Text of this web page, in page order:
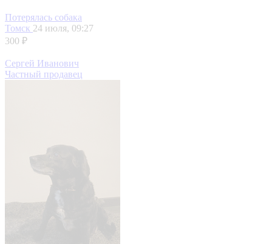
Потерялась собака
Томск 24 июля, 09:27
300 ₽
Сергей Иванович
Частный продавец